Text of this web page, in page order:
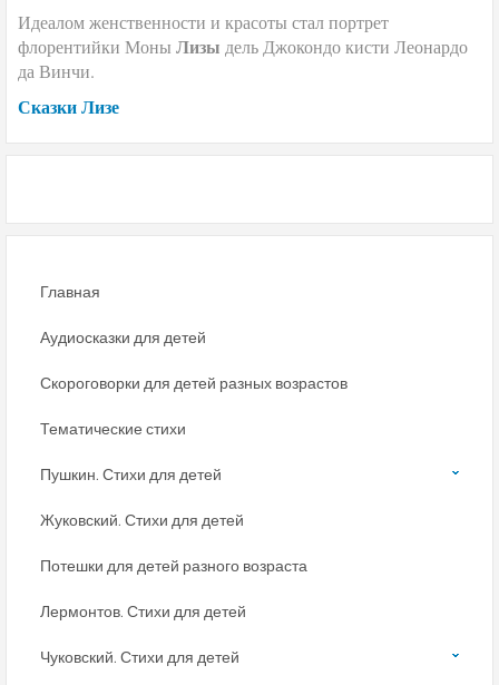
Идеалом женственности и красоты стал портрет
флорентийки Моны Лизы дель Джокондо кисти Леонардо
да Винчи.
Сказки Лизе
Главная
Аудиосказки для детей
Скороговорки для детей разных возрастов
Тематические стихи
Пушкин. Стихи для детей
Жуковский. Стихи для детей
Потешки для детей разного возраста
Лермонтов. Стихи для детей
Чуковский. Стихи для детей